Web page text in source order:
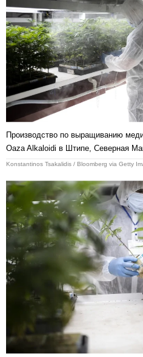
Производство по выращиванию
Oaza Alkaloidi в Штипе, Северная
Konstantinos Tsakalidis / Bloomberg via Getty